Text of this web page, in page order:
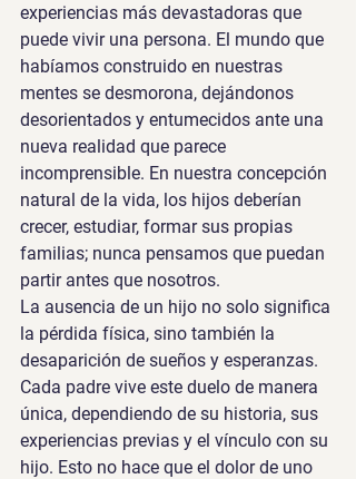
experiencias más devastadoras que
puede vivir una persona. El mundo que
habíamos construido en nuestras
mentes se desmorona, dejándonos
desorientados y entumecidos ante una
nueva realidad que parece
incomprensible. En nuestra concepción
natural de la vida, los hijos deberían
crecer, estudiar, formar sus propias
familias; nunca pensamos que puedan
partir antes que nosotros.
La ausencia de un hijo no solo significa
la pérdida física, sino también la
desaparición de sueños y esperanzas.
Cada padre vive este duelo de manera
única, dependiendo de su historia, sus
experiencias previas y el vínculo con su
hijo. Esto no hace que el dolor de uno